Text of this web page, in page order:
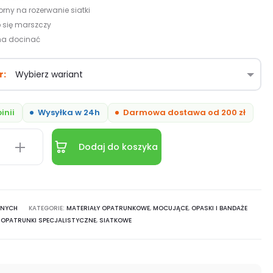
na rozerwanie siatki
się marszczy
docinać
Wysyłka w 24h Darmowa dostawa od 200 zł
Dodaj do koszyka
KATEGORIE: MATERIAŁY OPATRUNKOWE, MOCUJĄCE, OPASKI I BANDAŻE
OPATRUNKI SPECJALISTYCZNE, SIATKOWE